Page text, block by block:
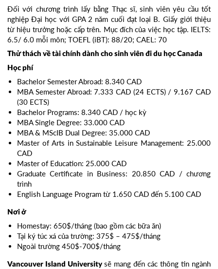
Đối với chương trình lấy bằng Thạc sĩ, sinh viên yêu cầu tốt
nghiệp Đại học với GPA 2 năm cuối đạt loại B. Giấy giới thiệu
từ hiệu trưởng hoặc cấp trên. Mục đích của việc học tập. IELTS:
6.5/ 6.0 mỗi môn; TOEFL (iBT): 88/20; CAEL: 70
Thử thách về tài chính dành cho sinh viên đi du học Canada
Học phí
Bachelor Semester Abroad: 8.340 CAD
MBA Semester Abroad: 7.333 CAD (24 ECTS) / 9.167 CAD
(30 ECTS)
Bachelor Programs: 8.340 CAD / học kỳ
MBA Single Degree: 33.000 CAD
MBA & MScIB Dual Degree: 35.000 CAD
Master of Arts in Sustainable Leisure Management: 25.000
CAD
Master of Education: 25.000 CAD
Graduate Certificate in Business: 20.850 CAD / chương
trình
English Language Program từ 1.650 CAD đến 5.100 CAD
Nơi ở
Homestay: 650$/tháng (bao gồm các bữa ăn)
Tại ký túc xá của trường: 375$ – 475$/tháng
Ngoài trường 450$-700$/tháng
Vancouver Island University sẽ mang đến các thông tin ngành